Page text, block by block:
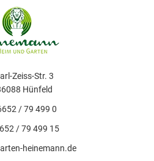
Zeiss-Str. 3
Hünfeld
/ 79 499 0
/ 79 499 15
heinemann.de